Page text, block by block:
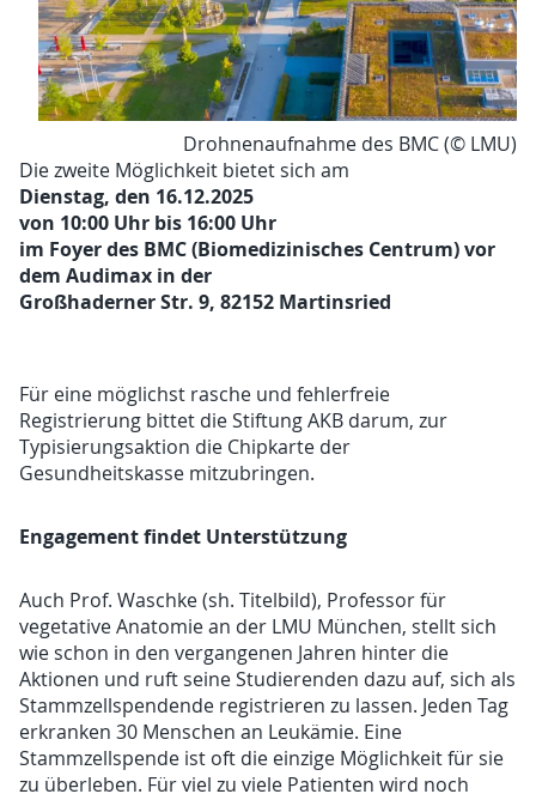
Drohnenaufnahme des BMC (© LMU)
Die zweite Möglichkeit bietet sich am
Dienstag, den 16.12.2025
von 10:00 Uhr bis 16:00 Uhr
im Foyer des BMC (Biomedizinisches Centrum) vor
dem Audimax in der
Großhaderner Str. 9, 82152 Martinsried
Für eine möglichst rasche und fehlerfreie
Registrierung bittet die Stiftung AKB darum, zur
Typisierungsaktion die Chipkarte der
Gesundheitskasse mitzubringen.
Engagement findet Unterstützung
Auch Prof. Waschke (sh. Titelbild), Professor für
vegetative Anatomie an der LMU München, stellt sich
wie schon in den vergangenen Jahren hinter die
Aktionen und ruft seine Studierenden dazu auf, sich als
Stammzellspendende registrieren zu lassen. Jeden Tag
erkranken 30 Menschen an Leukämie. Eine
Stammzellspende ist oft die einzige Möglichkeit für sie
zu überleben. Für viel zu viele Patienten wird noch